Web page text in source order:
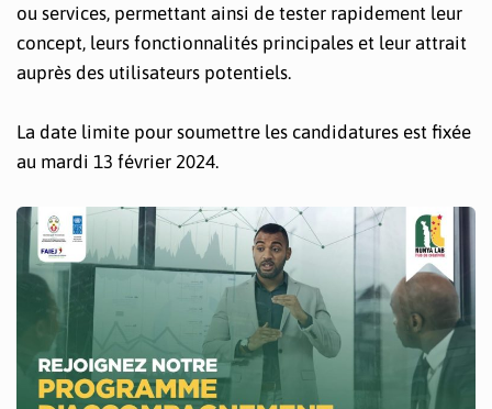
ou services, permettant ainsi de tester rapidement leur
concept, leurs fonctionnalités principales et leur attrait
auprès des utilisateurs potentiels.
La date limite pour soumettre les candidatures est fixée
au mardi 13 février 2024.